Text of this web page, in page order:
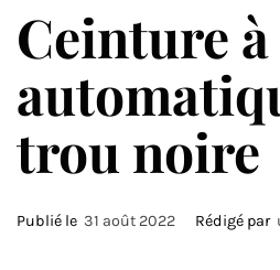
Ceinture
trou noire
Publié le 31 août 2022 Rédigé par